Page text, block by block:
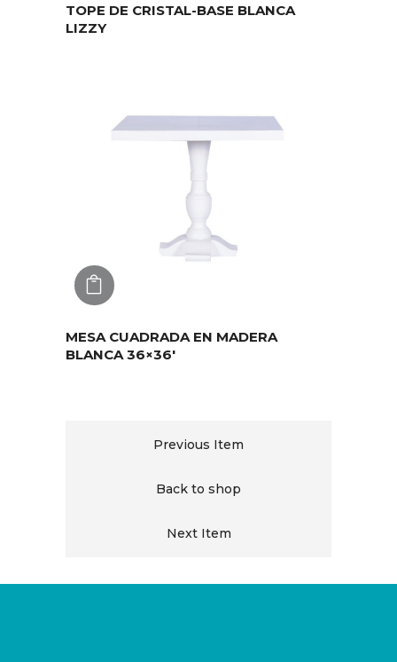
TOPE DE CRISTAL-BASE BLANCA
LIZZY
MESA CUADRADA EN MADERA
BLANCA 36×36′
Previous Item
Back to shop
Next Item